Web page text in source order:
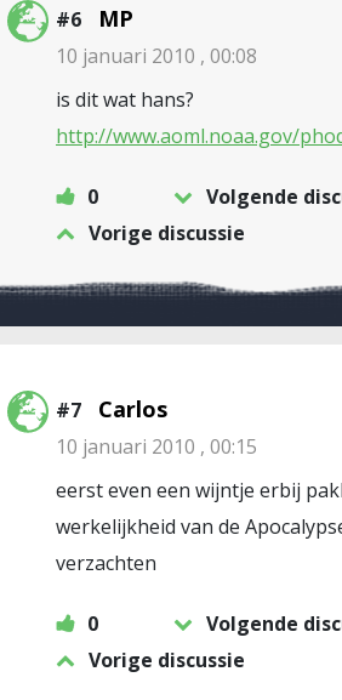
#6 MP
10 januari 2010 , 00:08
is dit wat hans?
http://www.aoml.noaa.gov/
0
Volgende
Vorige discussie
#7 Carlos
10 januari 2010 , 00:15
eerst even een wijntje erbij
werkelijkheid van de
verzachten
0
Volgende
Vorige discussie